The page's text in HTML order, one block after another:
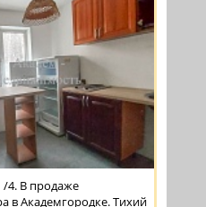
/4. В продаже
в Академгородке. Тихий